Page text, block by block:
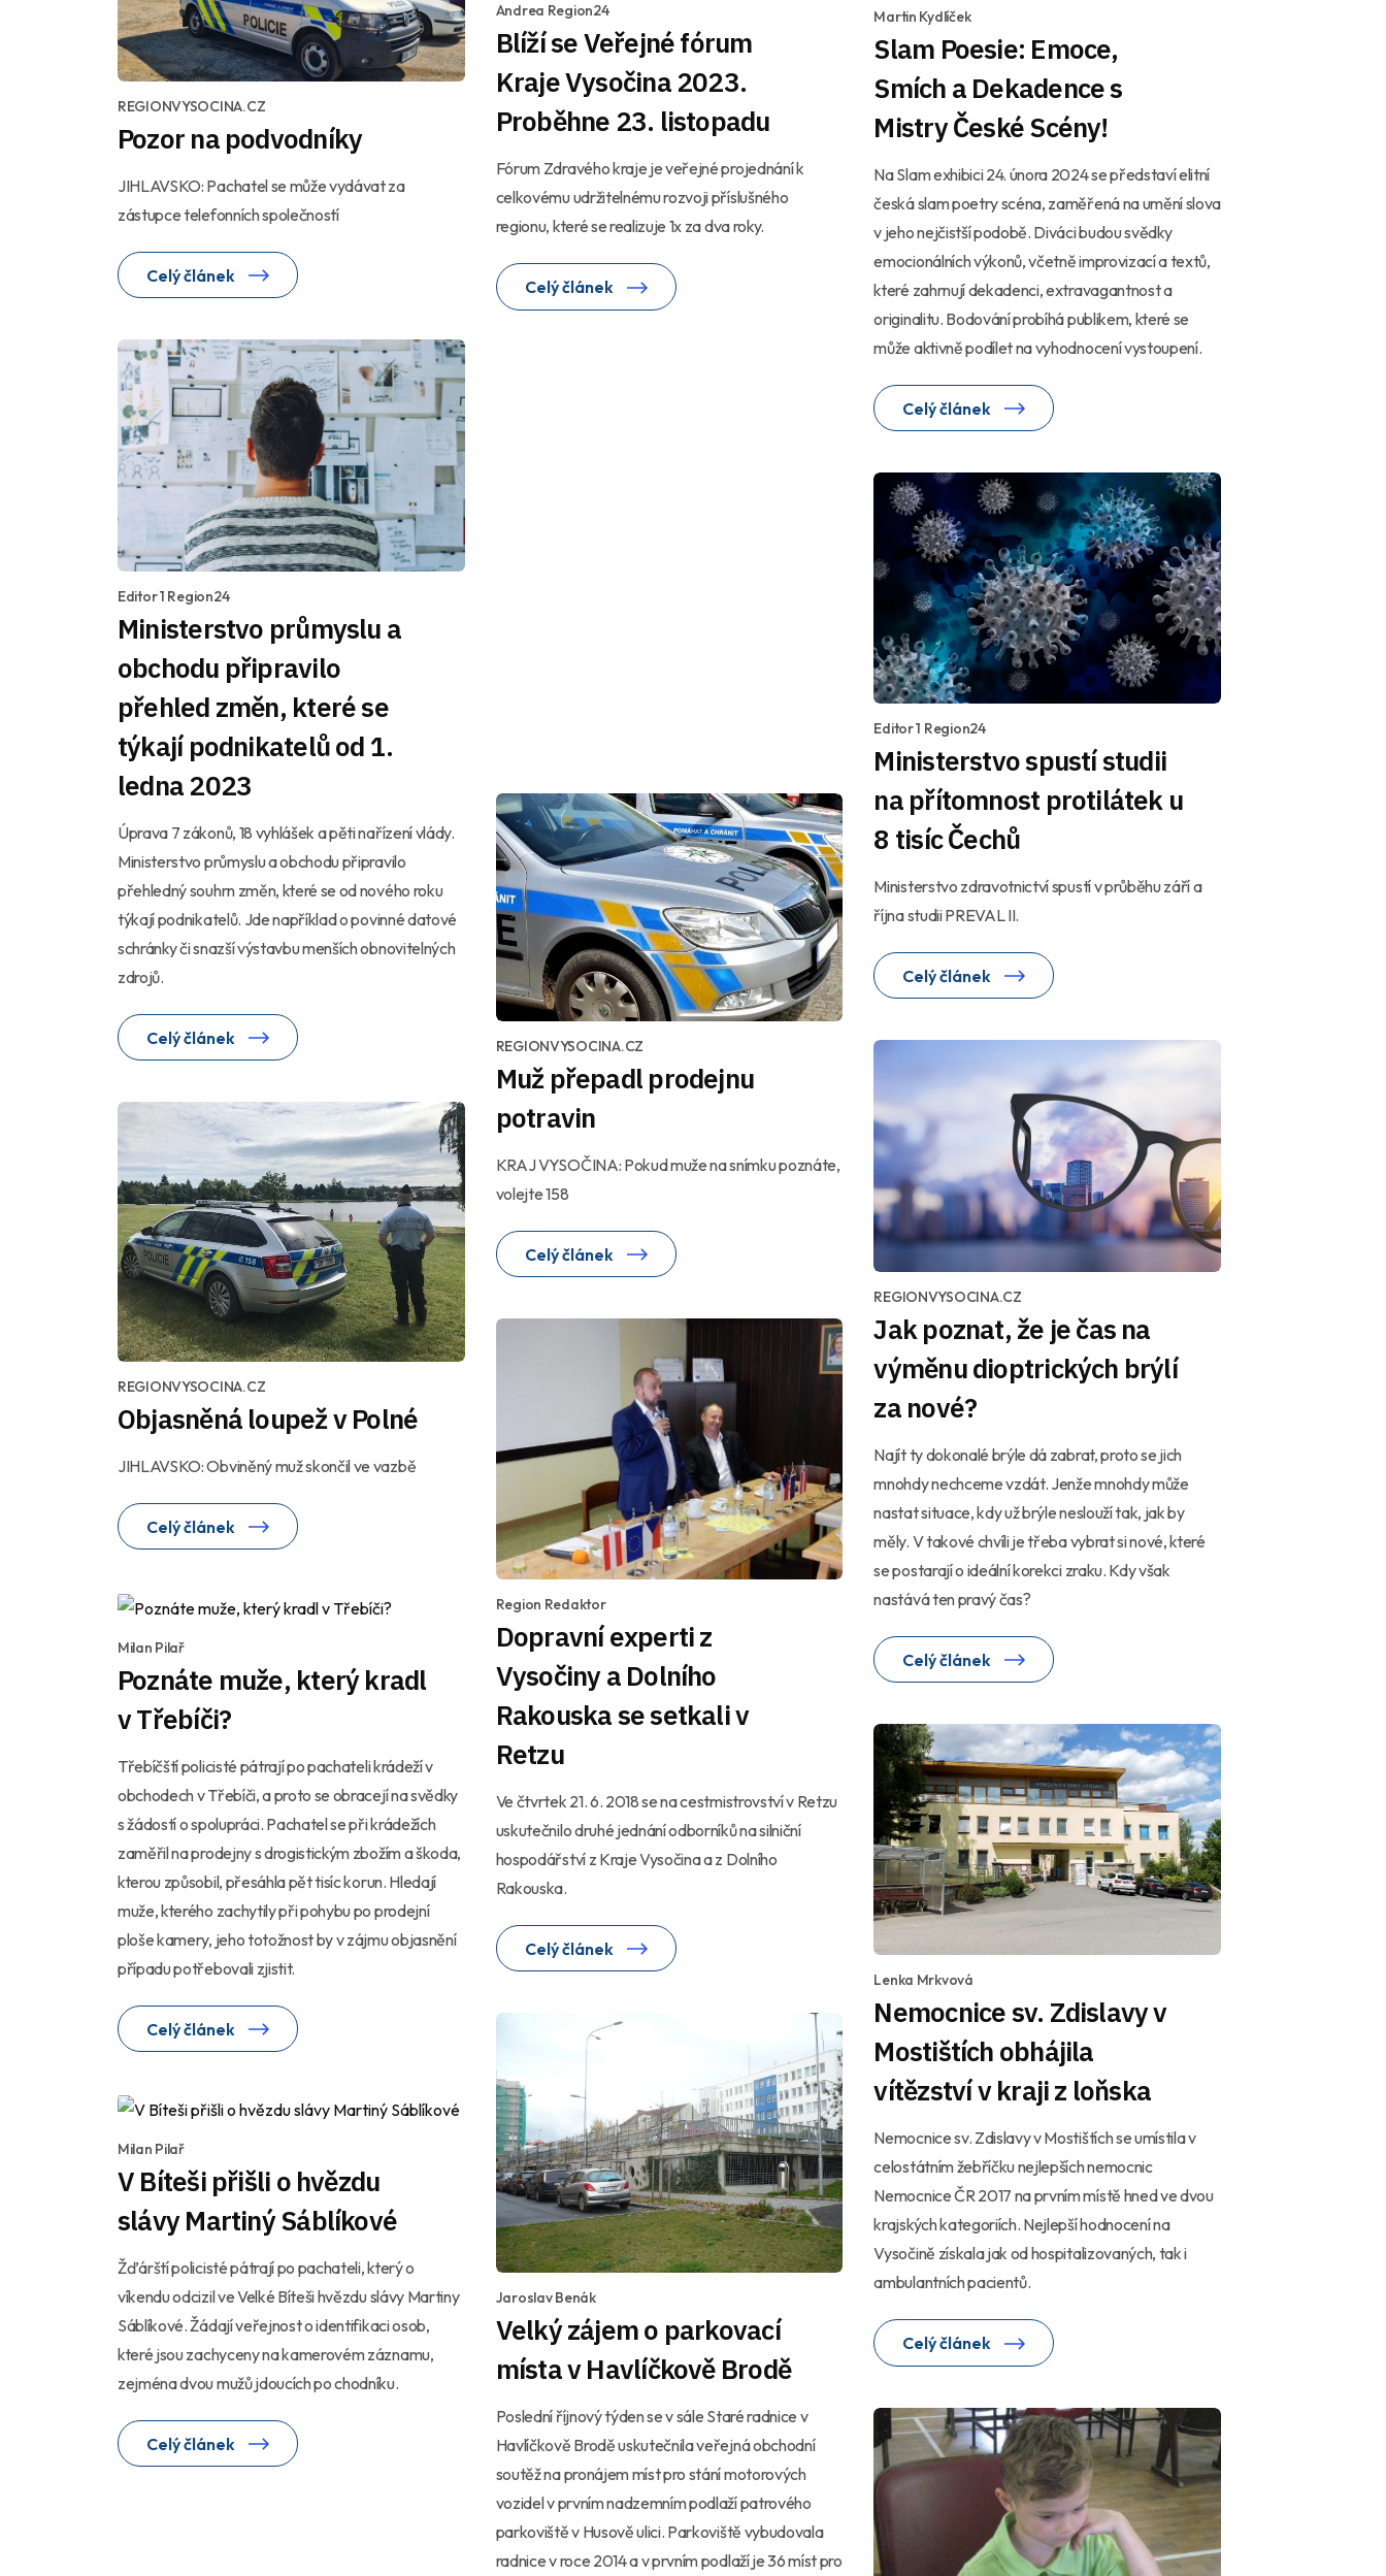
Martin Kydlíček
Slam Poesie: Emoce,
Smích a Dekadence s
Mistry České Scény!
Na Slam exhibici 24. února 2024 se představí elitní
česká slam poetry scéna, zaměřená na umění slova
v jeho nejčistší podobě. Diváci budou svědky
emocionálních výkonů, včetně improvizací a textů,
které zahrnují dekadenci, extravagantnost a
originalitu. Bodování probíhá publikem, které se
může aktivně podílet na vyhodnocení vystoupení.
Celý článek
Andrea Region24
Blíží se Veřejné fórum
Kraje Vysočina 2023.
Proběhne 23. listopadu
Fórum Zdravého kraje je veřejné projednání k
celkovému udržitelnému rozvoji příslušného
regionu, které se realizuje 1x za dva roky.
Celý článek
REGIONVYSOCINA.CZ
Pozor na podvodníky
JIHLAVSKO: Pachatel se může vydávat za
zástupce telefonních společností
Celý článek
Editor 1 Region24
Ministerstvo průmyslu a
obchodu připravilo
přehled změn, které se
týkají podnikatelů od 1.
ledna 2023
Úprava 7 zákonů, 18 vyhlášek a pěti nařízení vlády.
Ministerstvo průmyslu a obchodu připravilo
přehledný souhrn změn, které se od nového roku
týkají podnikatelů. Jde například o povinné datové
schránky či snazší výstavbu menších obnovitelných
zdrojů.
Celý článek
Editor 1 Region24
Ministerstvo spustí studii
na přítomnost protilátek u
8 tisíc Čechů
Ministerstvo zdravotnictví spustí v průběhu září a
října studii PREVAL II.
Celý článek
REGIONVYSOCINA.CZ
Muž přepadl prodejnu
potravin
KRAJ VYSOČINA: Pokud muže na snímku poznáte,
volejte 158
Celý článek
REGIONVYSOCINA.CZ
Jak poznat, že je čas na
výměnu dioptrických brýlí
za nové?
Najít ty dokonalé brýle dá zabrat, proto se jich
mnohdy nechceme vzdát. Jenže mnohdy může
nastat situace, kdy už brýle neslouží tak, jak by
měly. V takové chvíli je třeba vybrat si nové, které
se postarají o ideální korekci zraku. Kdy však
nastává ten pravý čas?
Celý článek
REGIONVYSOCINA.CZ
Objasněná loupež v Polné
JIHLAVSKO: Obviněný muž skončil ve vazbě
Celý článek
Region Redaktor
Dopravní experti z
Vysočiny a Dolního
Rakouska se setkali v
Retzu
Ve čtvrtek 21. 6. 2018 se na cestmistrovství v Retzu
uskutečnilo druhé jednání odborníků na silniční
hospodářství z Kraje Vysočina a z Dolního
Rakouska.
Celý článek
Milan Pilař
Poznáte muže, který kradl
v Třebíči?
Třebíčští policisté pátrají po pachateli krádeží v
obchodech v Třebíči, a proto se obracejí na svědky
s žádostí o spolupráci. Pachatel se při krádežích
zaměřil na prodejny s drogistickým zbožím a škoda,
kterou způsobil, přesáhla pět tisíc korun. Hledají
muže, kterého zachytily při pohybu po prodejní
ploše kamery, jeho totožnost by v zájmu objasnění
případu potřebovali zjistit.
Celý článek
Lenka Mrkvová
Nemocnice sv. Zdislavy v
Mostištích obhájila
vítězství v kraji z loňska
Nemocnice sv. Zdislavy v Mostištích se umístila v
celostátním žebříčku nejlepších nemocnic
Nemocnice ČR 2017 na prvním místě hned ve dvou
krajských kategoriích. Nejlepší hodnocení na
Vysočině získala jak od hospitalizovaných, tak i
ambulantních pacientů.
Celý článek
Jaroslav Benák
Velký zájem o parkovací
místa v Havlíčkově Brodě
Poslední říjnový týden se v sále Staré radnice v
Havlíčkově Brodě uskutečnila veřejná obchodní
soutěž na pronájem míst pro stání motorových
vozidel v prvním nadzemním podlaží patrového
parkoviště v Husově ulici. Parkoviště vybudovala
radnice v roce 2014 a v prvním podlaží je 36 míst pro
Milan Pilař
V Bíteši přišli o hvězdu
slávy Martiný Sáblíkové
Žďárští policisté pátrají po pachateli, který o
víkendu odcizil ve Velké Bíteši hvězdu slávy Martiny
Sáblíkové. Žádají veřejnost o identifikaci osob,
které jsou zachyceny na kamerovém záznamu,
zejména dvou mužů jdoucích po chodníku.
Celý článek